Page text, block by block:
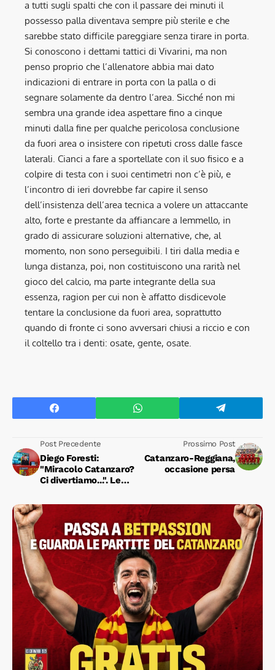
a tutti sugli spalti che con il passare dei minuti il
possesso palla diventava sempre più sterile e che
sarebbe stato difficile pareggiare senza tirare in porta.
Si conoscono i dettami tattici di Vivarini, ma non
penso proprio che l’allenatore abbia mai dato
indicazioni di entrare in porta con la palla o di
segnare solamente da dentro l’area. Sicché non mi
sembra una grande idea aspettare fino a cinque
minuti dalla fine per qualche pericolosa conclusione
da fuori area o insistere con ripetuti cross dalle fasce
laterali. Cianci a fare a sportellate con il suo fisico e a
colpire di testa con i suoi centimetri non c’è più, e
l’incontro di ieri dovrebbe far capire il senso
dell’insistenza dell’area tecnica a volere un attaccante
alto, forte e prestante da affiancare a Iemmello, in
grado di assicurare soluzioni alternative, che, al
momento, non sono perseguibili. I tiri dalla media e
lunga distanza, poi, non costituiscono una rarità nel
gioco del calcio, ma parte integrante della sua
essenza, ragion per cui non è affatto disdicevole
tentare la conclusione da fuori area, soprattutto
quando di fronte ci sono avversari chiusi a riccio e con
il coltello tra i denti: osate, gente, osate.
Post Precedente
Diego Foresti:
"Miracolo Catanzaro?
Ci divertiamo...". Le
Situm e Fulignati
Prossimo Post
Catanzaro-Reggiana,
occasione persa